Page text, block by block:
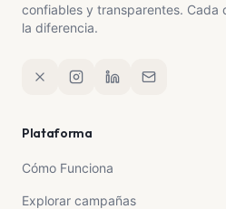
confiables y transparentes. Cada
la diferencia.
Plataforma
Cómo Funciona
Explorar campañas